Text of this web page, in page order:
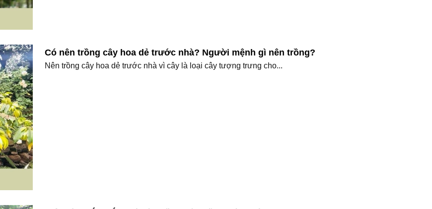
Có nên trồng cây hoa dẻ trước nhà? Người mệnh gì nên trồng?
Nên trồng cây hoa dẻ trước nhà vì cây là loại cây tượng trưng cho...